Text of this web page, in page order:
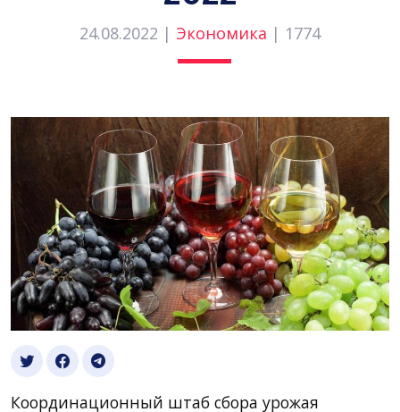
24.08.2022 | Экономика | 1774
Координационный штаб сбора урожая